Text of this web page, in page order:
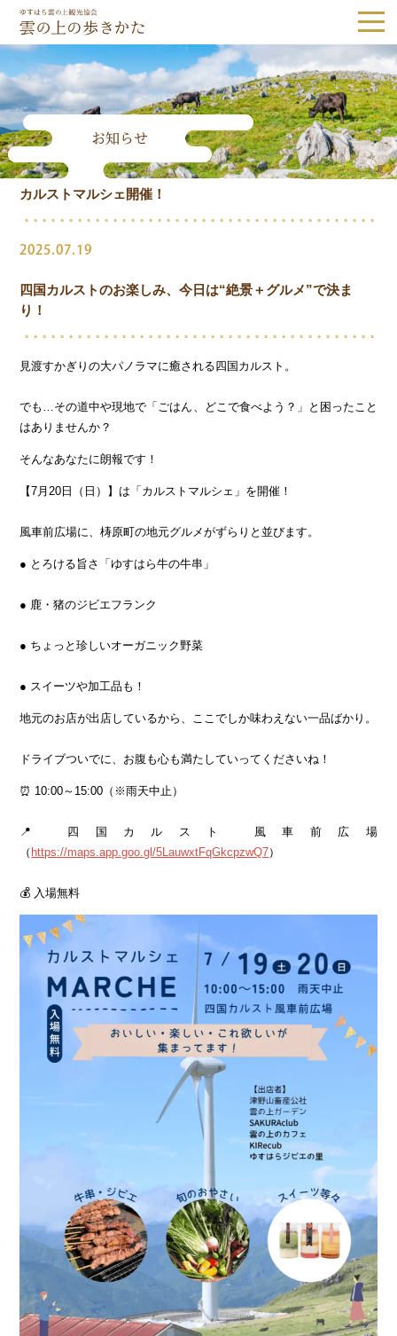
Tel.0889-65-1187
森林・自然
体験 グルメ・お土産
ENGLISH
お問合せ
ゆすはら雲の上観光協会｜雲の上の歩き
お知らせ
カルストマルシェ開催！
2025.07.19
四国カルストのお楽しみ、今日は“絶景＋グルメ”で決ま
り！
見渡すかぎりの大パノラマに癒される四国カルスト。
でも…その道中や現地で「ごはん、どこで食べよう？」と困ったこと
はありませんか？
そんなあなたに朗報です！
【7月20日（日）】は「カルストマルシェ」を開催！
風車前広場に、梼原町の地元グルメがずらりと並びます。
● とろける旨さ「ゆすはら牛の牛串」
● 鹿・猪のジビエフランク
● ちょっと珍しいオーガニック野菜
● スイーツや加工品も！
地元のお店が出店しているから、ここでしか味わえない一品ばかり。
ドライブついでに、お腹も心も満たしていってくださいね！
⏰ 10:00～15:00（※雨天中止）
📍 四国カルスト 風車前広場
（ https://maps.app.goo.gl/5LauwxtFqGkcpzwQ7）
💰 入場無料